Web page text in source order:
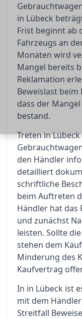
in Lübeck
Frist beginnt ab
Fahrzeugs an
Monaten wird
Mangel bereits
Reklamation
Beweislast beim
dass der
bestand.
Treten in
den Händler
detailliert
schriftliche
beim Auftreten
Händler hat das
und zunächst
leisten. Sollte
stehen dem
Minderung des
Kaufvertrag
In in Lübeck ist
mit dem
Streitfall